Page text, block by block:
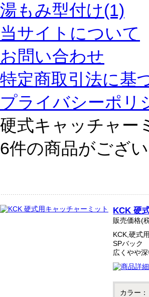
湯もみ型付け(1)
当サイトについて
お問い合わせ
特定商取引法に基
プライバシーポリ
硬式キャッチャー
6件の商品がござい
KCK 硬
販売価格(
KCK,硬式
SPバック
広くやや
カラー：